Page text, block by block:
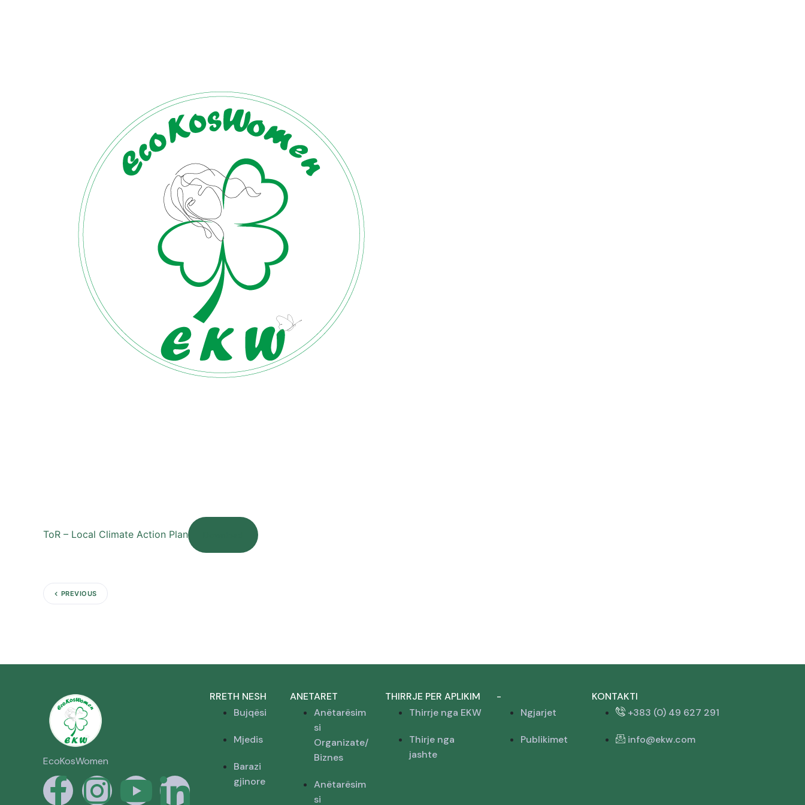
ToR – Local Climate Action Plan
PREVIOUS
EcoKosWomen
RRETH NESH
Bujqësi
Mjedis
Barazi
gjinore
ANETARET
Anëtarësim
si
Organizate/
Biznes
Anëtarësim
si
THIRRJE PER APLIKIM
Thirrje nga EKW
Thirje nga
jashte
-
Ngjarjet
Publikimet
KONTAKTI
+383 (0) 49 627 291
info@ekw.com